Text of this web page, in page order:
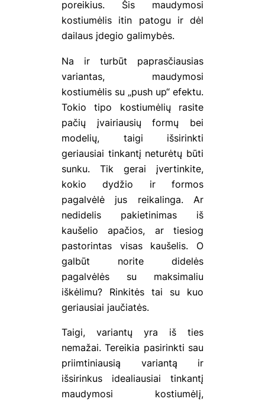
poreikius. Šis maudymosi
kostiumėlis itin patogu ir dėl
dailaus įdegio galimybės.
Na ir turbūt paprasčiausias
variantas, maudymosi
kostiumėlis su „push up“ efektu.
Tokio tipo kostiumėlių rasite
pačių įvairiausių formų bei
modelių, taigi išsirinkti
geriausiai tinkantį neturėtų būti
sunku. Tik gerai įvertinkite,
kokio dydžio ir formos
pagalvėlė jus reikalinga. Ar
nedidelis pakietinimas iš
kaušelio apačios, ar tiesiog
pastorintas visas kaušelis. O
galbūt norite didelės
pagalvėlės su maksimaliu
iškėlimu? Rinkitės tai su kuo
geriausiai jaučiatės.
Taigi, variantų yra iš ties
nemažai. Tereikia pasirinkti sau
priimtiniausią variantą ir
išsirinkus idealiausiai tinkantį
maudymosi kostiumėlį,